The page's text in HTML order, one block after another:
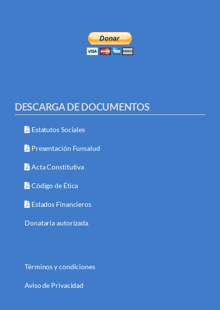
DESCARGA DE DOCUMENTOS
Estatutos Sociales
Presentación Funsalud
Acta Constitutiva
Código de Ética
Estados Financieros
Donataria autorizada
Términos y condiciones
Aviso de Privacidad